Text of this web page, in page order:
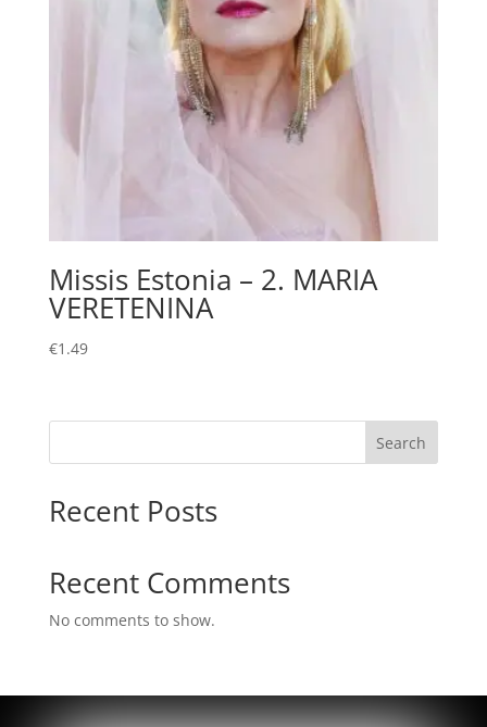
Missis Estonia – 2. MARIA
VERETENINA
€1.49
Search
Recent Posts
Recent Comments
No comments to show.